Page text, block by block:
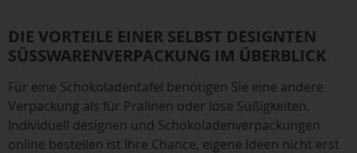
DIE VORTEILE EINER SELBST DESIGNTEN
SÜSSWARENVERPACKUNG IM ÜBERBLICK
Für eine Schokoladentafel benötigen Sie eine andere
Verpackung als für Pralinen oder lose Süßigkeiten.
Individuell designen und Schokoladenverpackungen
online bestellen ist Ihre Chance, eigene Ideen nicht erst